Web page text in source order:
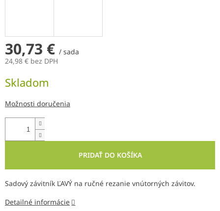
30,73 € / sada
24,98 € bez DPH
cena:
Skladom
Možnosti doručenia
PRIDAŤ DO KOŠÍKA
Sadový závitník ĽAVÝ na ručné rezanie vnútorných závitov.
Detailné informácie